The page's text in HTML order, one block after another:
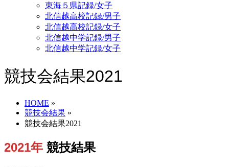
東海５県記録/女子
北信越高校記録/男子
北信越高校記録/女子
北信越中学記録/男子
北信越中学記録/女子
競技会結果2021
HOME »
競技会結果 »
競技会結果2021
2021年 競技結果